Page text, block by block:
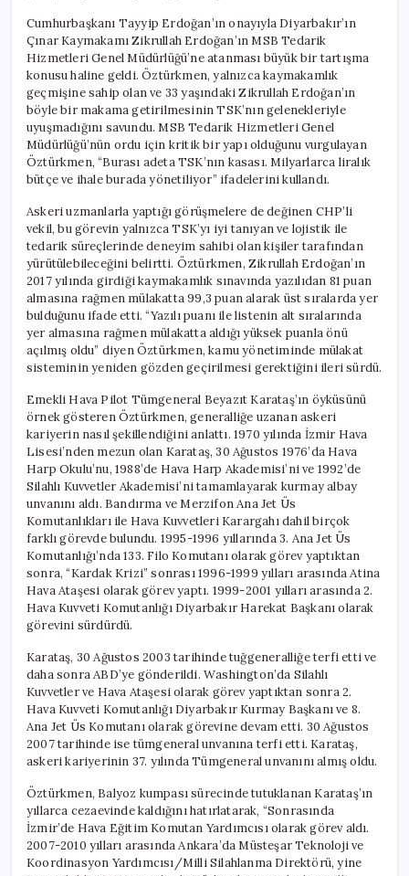
Cumhurbaşkanı Tayyip Erdoğan’ın onayıyla Diyarbakır’ın
Çınar Kaymakamı Zikrullah Erdoğan’ın MSB Tedarik
Hizmetleri Genel Müdürlüğü’ne atanması büyük bir tartışma
konusu haline geldi. Öztürkmen, yalnızca kaymakamlık
geçmişine sahip olan ve 33 yaşındaki Zikrullah Erdoğan’ın
böyle bir makama getirilmesinin TSK’nın gelenekleriyle
uyuşmadığını savundu. MSB Tedarik Hizmetleri Genel
Müdürlüğü’nün ordu için kritik bir yapı olduğunu vurgulayan
Öztürkmen, “Burası adeta TSK’nın kasası. Milyarlarca liralık
bütçe ve ihale burada yönetiliyor” ifadelerini kullandı.
Askeri uzmanlarla yaptığı görüşmelere de değinen CHP’li
vekil, bu görevin yalnızca TSK’yı iyi tanıyan ve lojistik ile
tedarik süreçlerinde deneyim sahibi olan kişiler tarafından
yürütülebileceğini belirtti. Öztürkmen, Zikrullah Erdoğan’ın
2017 yılında girdiği kaymakamlık sınavında yazılıdan 81 puan
almasına rağmen mülakatta 99,3 puan alarak üst sıralarda yer
bulduğunu ifade etti. “Yazılı puanı ile listenin alt sıralarında
yer almasına rağmen mülakatta aldığı yüksek puanla önü
açılmış oldu” diyen Öztürkmen, kamu yönetiminde mülakat
sisteminin yeniden gözden geçirilmesi gerektiğini ileri sürdü.
Emekli Hava Pilot Tümgeneral Beyazıt Karataş’ın öyküsünü
örnek gösteren Öztürkmen, generalliğe uzanan askeri
kariyerin nasıl şekillendiğini anlattı. 1970 yılında İzmir Hava
Lisesi’nden mezun olan Karataş, 30 Ağustos 1976’da Hava
Harp Okulu’nu, 1988’de Hava Harp Akademisi’ni ve 1992’de
Silahlı Kuvvetler Akademisi’ni tamamlayarak kurmay albay
unvanını aldı. Bandırma ve Merzifon Ana Jet Üs
Komutanlıkları ile Hava Kuvvetleri Karargahı dahil birçok
farklı görevde bulundu. 1995-1996 yıllarında 3. Ana Jet Üs
Komutanlığı’nda 133. Filo Komutanı olarak görev yaptıktan
sonra, “Kardak Krizi” sonrası 1996-1999 yılları arasında Atina
Hava Ataşesi olarak görev yaptı. 1999-2001 yılları arasında 2.
Hava Kuvveti Komutanlığı Diyarbakır Harekat Başkanı olarak
görevini sürdürdü.
Karataş, 30 Ağustos 2003 tarihinde tuğgeneralliğe terfi etti ve
daha sonra ABD’ye gönderildi. Washington’da Silahlı
Kuvvetler ve Hava Ataşesi olarak görev yaptıktan sonra 2.
Hava Kuvveti Komutanlığı Diyarbakır Kurmay Başkanı ve 8.
Ana Jet Üs Komutanı olarak görevine devam etti. 30 Ağustos
2007 tarihinde ise tümgeneral unvanına terfi etti. Karataş,
askeri kariyerinin 37. yılında Tümgeneral unvanını almış oldu.
Öztürkmen, Balyoz kumpası sürecinde tutuklanan Karataş’ın
yıllarca cezaevinde kaldığını hatırlatarak, “Sonrasında
İzmir’de Hava Eğitim Komutan Yardımcısı olarak görev aldı.
2007-2010 yılları arasında Ankara’da Müsteşar Teknoloji ve
Koordinasyon Yardımcısı/Milli Silahlanma Direktörü, yine